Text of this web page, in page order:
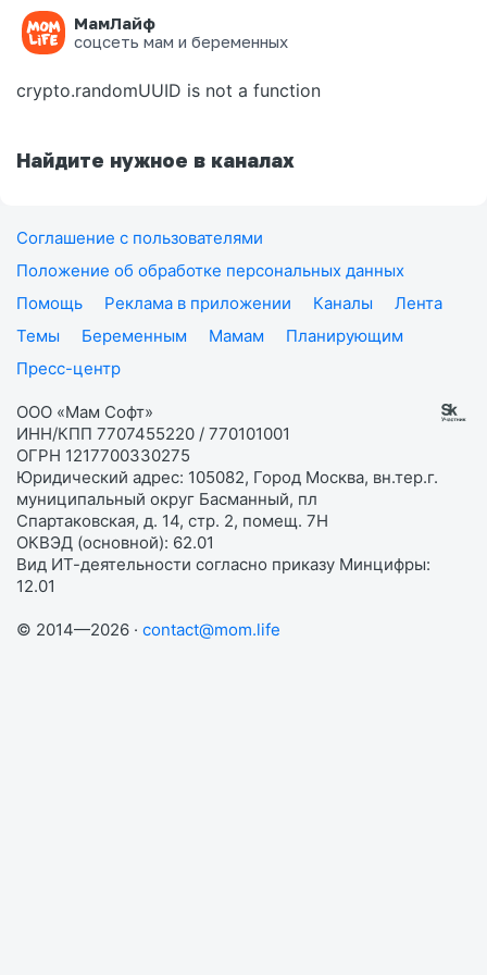
МамЛайф
соцсеть мам и беременных
Ошибка на странице
crypto.randomUUID is not a function
Найдите нужное в каналах
Соглашение с пользователями
Положение об обработке персональных данных
Помощь
Реклама в приложении Каналы
Лента
Темы
Беременным Мамам
Планирующим
Пресс-центр
ООО «Мам Софт»
ИНН/КПП 7707455220 / 770101001
ОГРН 1217700330275
Юридический адрес: 105082, Город Москва, вн.тер.г.
муниципальный округ Басманный, пл
Спартаковская, д. 14, стр. 2, помещ. 7Н
ОКВЭД (основной): 62.01
Вид ИТ-деятельности согласно приказу Минцифры:
12.01
© 2014—2026 · contact@mom.life